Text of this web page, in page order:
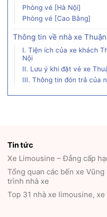
Phòng vé [Hà Nội]
Phòng vé [Cao Bằng]
Thông tin về nhà xe
I. Tiện ích của xe khách
Nội
II. Lưu ý khi đặt vé xe
III. Thông tin đón trả của
Tin tức
Xe Limousine – Đẳng cấp
Tổng quan các bến xe
trình nhà xe
Top 31 nhà xe limousine,